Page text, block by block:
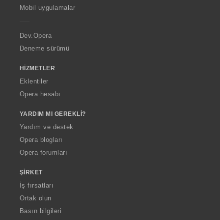
p
a
Mobil uygulamalar
Dev.Opera
Deneme sürümü
HIZMETLER
Eklentiler
Opera hesabı
YARDIM MI GEREKLI?
Yardım ve destek
Opera blogları
Opera forumları
ŞIRKET
İş fırsatları
Ortak olun
Basın bilgileri